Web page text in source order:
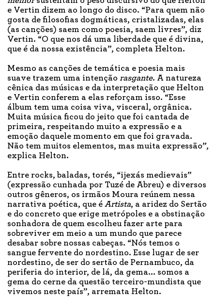
e Vertin dizem ao longo do disco. “Para quem não
gosta de filosofias dogmáticas, cristalizadas, elas
(as canções) saem como poesia, saem livres”, diz
Vertin. “O que nos dá uma liberdade que é divina,
que é da nossa existência”, completa Helton.
Mesmo as canções de temática e poesia mais
suave trazem uma intenção rasgante. A natureza
cênica das músicas e da interpretação que Helton
e Vertin conferem a elas reforçam isso. “Esse
álbum tem uma coisa viva, visceral, orgânica.
Muita música ficou do jeito que foi cantada de
primeira, respeitando muito a expressão e a
emoção daquele momento em que foi gravada.
Não tem muitos elementos, mas muita expressão”,
explica Helton.
Entre rocks, baladas, torés, “ijexás medievais”
(expressão cunhada por Tuzé de Abreu) e diversos
outros gêneros, os irmãos Moura reúnem nessa
narrativa poética, que é Artista, a aridez do Sertão
e do concreto que erige metrópoles e a obstinação
sonhadora de quem escolheu fazer arte para
sobreviver em meio a um mundo que parece
desabar sobre nossas cabeças. “Nós temos o
sangue fervente do nordestino. Esse lugar de ser
nordestino, de ser do sertão de Pernambuco, da
periferia do interior, de lá, da gema... somos a
gema do cerne da questão terceiro-mundista que
vivemos neste país”, arremata Helton.